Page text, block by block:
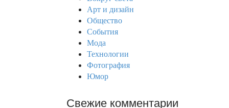
Арт и дизайн
Общество
События
Мода
Технологии
Фотография
Юмор
Свежие комментарии